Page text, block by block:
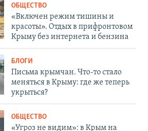
ОБЩЕСТВО
«Включен режим тишины и
красоты». Отдых в прифронтовом
Крыму без интернета и бензина
БЛОГИ
Письма крымчан. Что-то стало
меняться в Крыму: где же теперь
укрыться?
ОБЩЕСТВО
«Угроз не видим»: в Крым на